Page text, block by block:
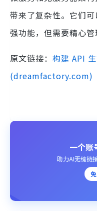
带来了复杂性。它们
强功能，但需要精心管
原文链接： 构建 API
(dreamfactory.com)
一个账
助力AI无缝链